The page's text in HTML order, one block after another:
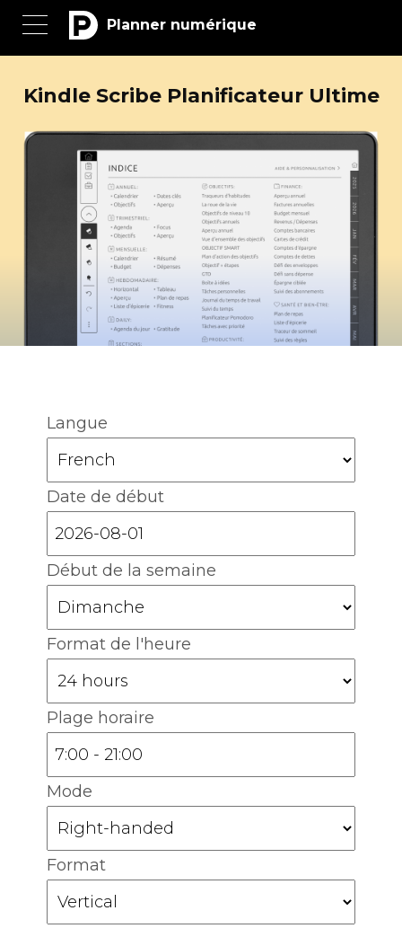
Planner numérique
Kindle Scribe Planificateur Ultime
Langue
Date de début
Début de la semaine
Format de l'heure
Plage horaire
Mode
Format